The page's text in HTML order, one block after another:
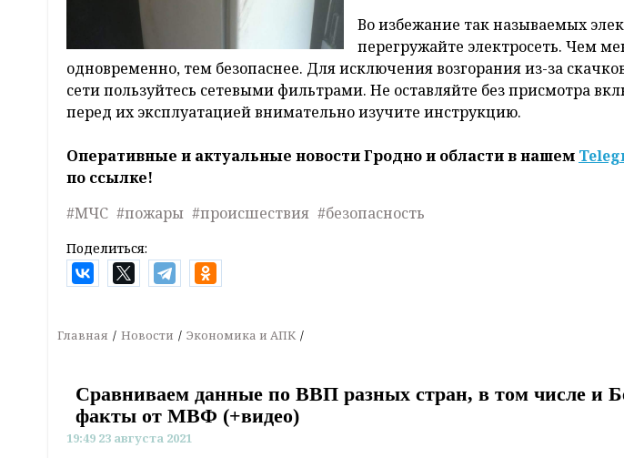
Во избежание так называемых
перегружайте электросеть. Чем
одновременно, тем безопаснее. Для исключения возгорания из-за
сети пользуйтесь сетевыми фильтрами. Не оставляйте без присмотра
перед их эксплуатацией внимательно изучите инструкцию.
Оперативные и актуальные новости Гродно и области в нашем
по ссылке!
#МЧС #пожары #происшествия #безопасность
Поделиться:
Главная Новости Экономика и АПК
Сравниваем данные по ВВП разных стран, в том числе и
факты от МВФ (+видео)
19:49 23 августа 2021